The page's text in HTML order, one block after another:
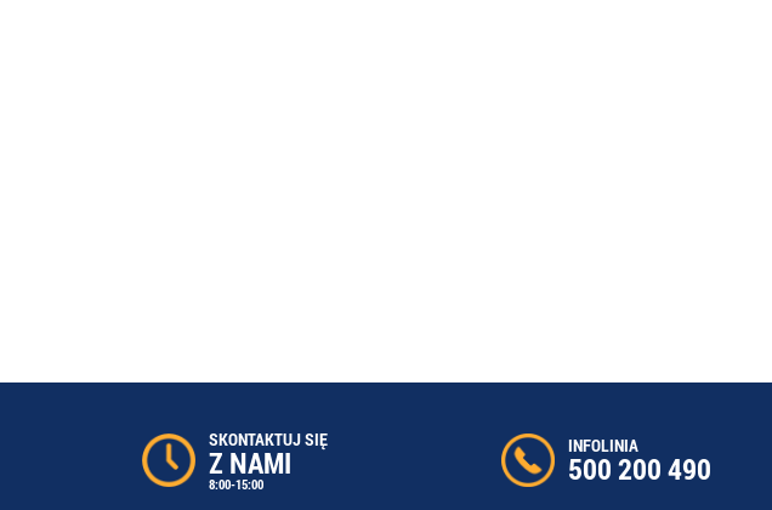
SKONTAKTUJ SIĘ
Z NAMI
8:00-15:00
INFOLINIA
500 200 490